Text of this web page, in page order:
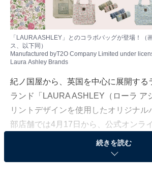
「LAURA ASHLEY」とのコラボバッグが登場！（
ス、以下同）
Manufactured byT2O Company Limited under
Laura Ashley Brands
紀ノ国屋から、英国を中心に展開する
ランド「LAURA ASHLEY（ローラ ア
リントデザインを使用したオリジナル
部店舗では4月17日から、公式オンラ
行して4月10日より、数量限定で販売
続きを読む